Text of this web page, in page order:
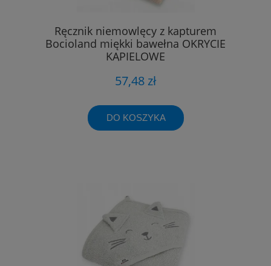
Ręcznik niemowlęcy z kapturem
Bocioland miękki bawełna OKRYCIE
KĄPIELOWE
57,48 zł
DO KOSZYKA